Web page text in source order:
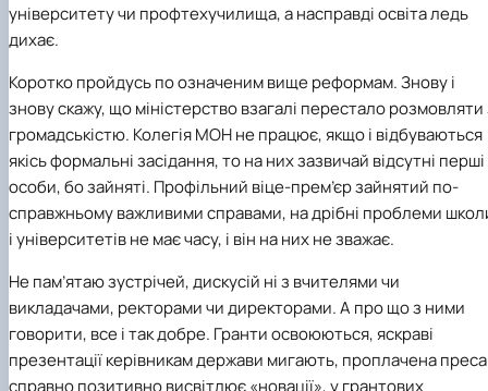
університету чи профтехучилища, а насправді освіта ледь
дихає.
Коротко пройдусь по означеним вище реформам. Знову і
знову скажу, що міністерство взагалі перестало розмовляти
громадськістю. КолегіяМОНне працює, якщо і відбуваються
якісь формальні засідання, то на них зазвичай відсутні перші
особи, бо зайняті. Профільний віце-прем’єр зайнятий по-
справжньому важливими справами, на дрібні проблеми
і університетів не має часу, і він на них не зважає.
Не пам’ятаю зустрічей, дискусій ні з вчителями чи
викладачами, ректорами чи директорами. А про що з ними
говорити, все і так добре. Гранти освоюються, яскраві
презентації керівникам держави мигають, проплачена преса
справно позитивно висвітлює «новації», у грантових